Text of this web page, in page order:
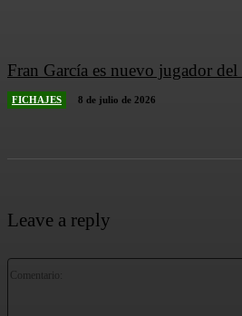
Fran García es nuevo jugador del
FICHAJES 8 de julio de 2026
Leave a reply